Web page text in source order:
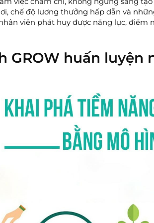
chế độ lương thưởng hấp dẫn và
viên phát huy được năng lực, điểm
GROW huấn luyện